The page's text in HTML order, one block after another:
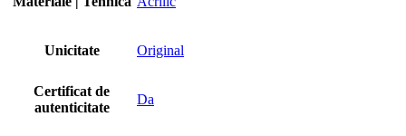
Unicitate Original
Certificat de
autenticitate
Da